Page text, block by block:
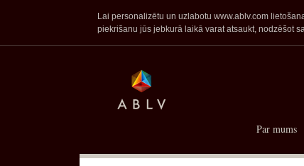
Lai personalizētu un uzlabotu www.ablv.com
piekrišanu jūs jebkurā laikā varat atsaukt, nodzēšot
Par mums